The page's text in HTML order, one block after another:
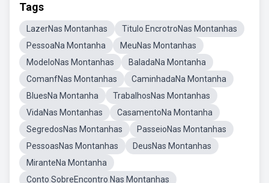
Tags
LazerNas Montanhas
Titulo EncrotroNas Montanhas
PessoaNa Montanha
MeuNas Montanhas
ModeloNas Montanhas
BaladaNa Montanha
ComanfNas Montanhas
CaminhadaNa Montanha
BluesNa Montanha
TrabalhosNas Montanhas
VidaNas Montanhas
CasamentoNa Montanha
SegredosNas Montanhas
PasseioNas Montanhas
PessoasNas Montanhas
DeusNas Montanhas
MiranteNa Montanha
Conto SobreEncontro Nas Montanhas